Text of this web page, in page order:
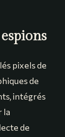
pixels de
de
intégrés
la
de